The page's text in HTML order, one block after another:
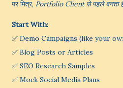
पर मित्र, Portfolio Client से पहले बनता
Start With:
✅ Demo Campaigns (like your
✅ Blog Posts or Articles
✅ SEO Research Samples
✅ Mock Social Media Plans